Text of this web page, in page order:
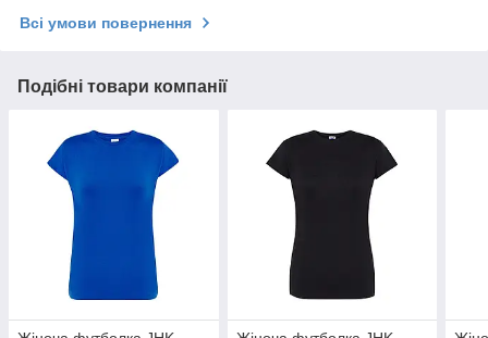
Всі умови повернення
Подібні товари компанії